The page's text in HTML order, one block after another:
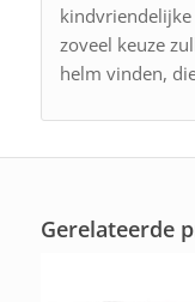
zoveel keuze
helm vinden,
Gerelateerde